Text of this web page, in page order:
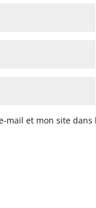
mail et mon site